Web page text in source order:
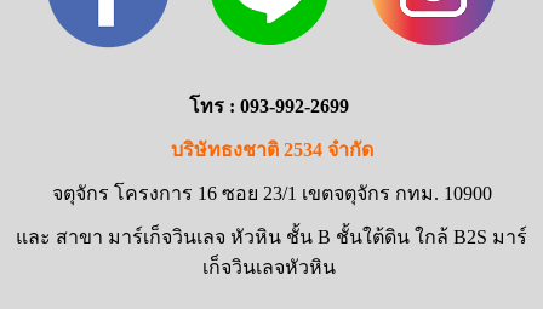
โทร : 093-992-2699
บริษัทธงชาติ 2534 จำกัด
จตุจักร โครงการ 16 ซอย 23/1 เขตจตุจักร กทม. 10900
และ สาขา มาร์เก็จวินเลจ หัวหิน ชั้น B ชั้นใต้ดิน ใกล้ B2S มาร์
เก็จวินเลจหัวหิน